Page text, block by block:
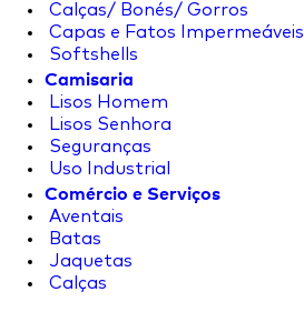
Calças/ Bonés/ Gorros
Capas e Fatos Impermeáveis
Softshells
Camisaria
Lisos Homem
Lisos Senhora
Seguranças
Uso Industrial
Comércio e Serviços
Aventais
Batas
Jaquetas
Calças